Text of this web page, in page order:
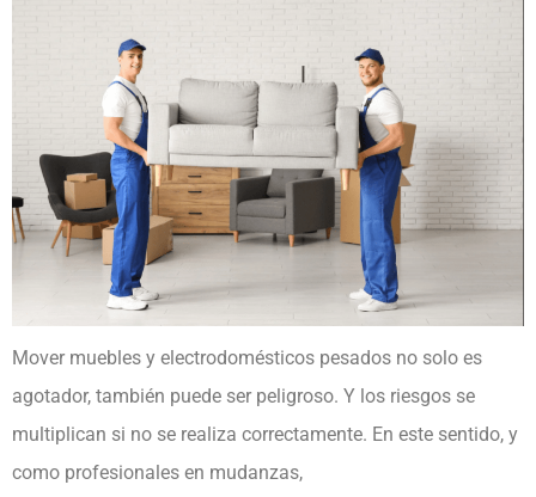
Mover muebles y electrodomésticos pesados no solo es
agotador, también puede ser peligroso. Y los riesgos se
multiplican si no se realiza correctamente. En este sentido, y
como profesionales en mudanzas,